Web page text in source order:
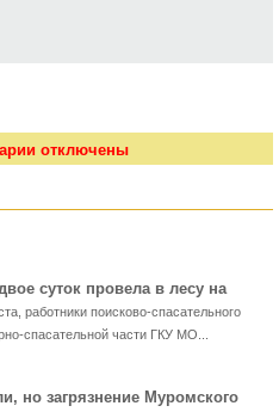
отключены
суток провела в лесу на
работники поисково-спасательного
спасательной части ГКУ МО...
но загрязнение Муромского